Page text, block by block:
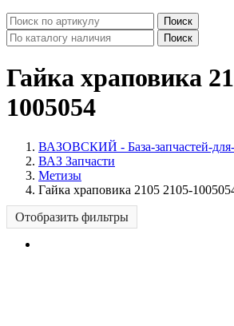
Поиск
Поиск
Гайка храповика
1005054
ВАЗОВСКИЙ - База-запчастей-
ВАЗ Запчасти
Метизы
Гайка храповика 2105 2105-
Отобразить фильтры